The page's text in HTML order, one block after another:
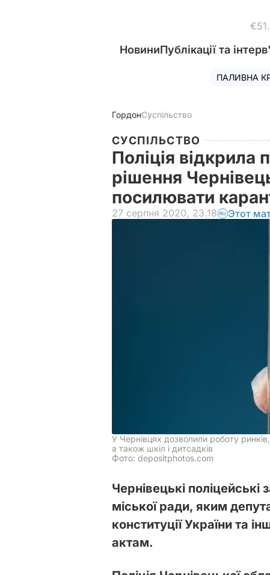
НовиниПублікації та
ПАЛИВНА
ГордонСуспільство
СУСПІЛЬСТВО
Поліція
рішення
посилювати
27 серпня 2020, 23.18 Этот
У Чернівцях дозволили роботу
а також шкіл і дитсадків
Фото: depositphotos.com
Чернівецькі
міської ради, яким
конституції України та
актам.